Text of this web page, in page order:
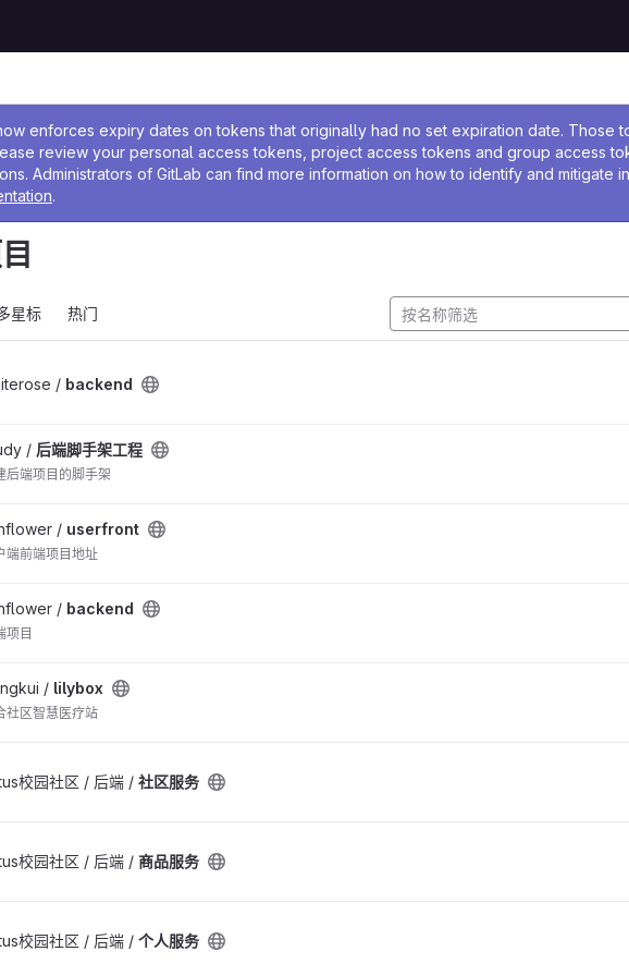
消息
enforces expiry dates on tokens that originally had no set expiration date.
review your personal access tokens, project access tokens and group access
Administrators of GitLab can find more information on how to identify and mitigate
.
星标 热门
/ backend
/ 后端脚手架工程
后端项目的脚手架
/ userfront
端前端项目地址
/ backend
项目
/ lilybox
社区智慧医疗站
校园社区 / 后端 / 社区服务
校园社区 / 后端 / 商品服务
校园社区 / 后端 / 个人服务